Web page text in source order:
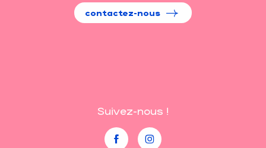
contactez-nous
Suivez-nous !